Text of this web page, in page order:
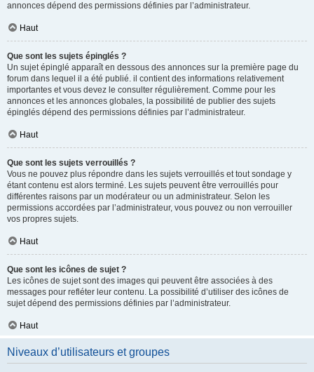
annonces dépend des permissions définies par l’administrateur.
Haut
Que sont les sujets épinglés ?
Un sujet épinglé apparaît en dessous des annonces sur la première page du
forum dans lequel il a été publié. il contient des informations relativement
importantes et vous devez le consulter régulièrement. Comme pour les
annonces et les annonces globales, la possibilité de publier des sujets
épinglés dépend des permissions définies par l’administrateur.
Haut
Que sont les sujets verrouillés ?
Vous ne pouvez plus répondre dans les sujets verrouillés et tout sondage y
étant contenu est alors terminé. Les sujets peuvent être verrouillés pour
différentes raisons par un modérateur ou un administrateur. Selon les
permissions accordées par l’administrateur, vous pouvez ou non verrouiller
vos propres sujets.
Haut
Que sont les icônes de sujet ?
Les icônes de sujet sont des images qui peuvent être associées à des
messages pour refléter leur contenu. La possibilité d’utiliser des icônes de
sujet dépend des permissions définies par l’administrateur.
Haut
Niveaux d’utilisateurs et groupes